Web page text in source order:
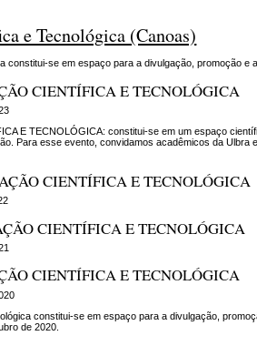
e Tecnológica (Canoas)
constitui-se em espaço para a divulgação, promoção e
CIENTÍFICA E TECNOLÓGICA
E TECNOLÓGICA: constitui-se em um espaço
Para esse evento, convidamos acadêmicos da
CIENTÍFICA E TECNOLÓGICA
CIENTÍFICA E TECNOLÓGICA
CIENTÍFICA E TECNOLÓGICA
constitui-se em espaço para a divulgação,
de 2020.